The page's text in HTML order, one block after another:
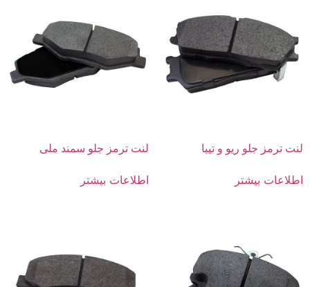
لنت ترمز جلو ریو و تیبا
اطلاعات بیشتر
لنت ترمز جلو سمند ملی
اطلاعات بیشتر